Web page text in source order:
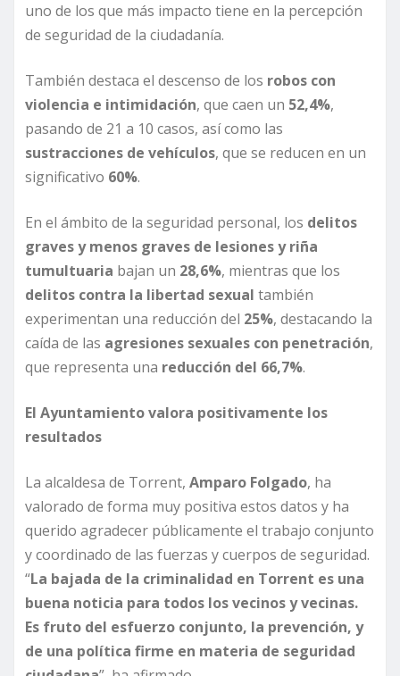
uno de los que más impacto tiene en la percepción
de seguridad de la ciudadanía.
También destaca el descenso de los robos con
violencia e intimidación, que caen un 52,4%,
pasando de 21 a 10 casos, así como las
sustracciones de vehículos, que se reducen en un
significativo 60%.
En el ámbito de la seguridad personal, los delitos
graves y menos graves de lesiones y riña
tumultuaria bajan un 28,6%, mientras que los
delitos contra la libertad sexual también
experimentan una reducción del 25%, destacando la
caída de las agresiones sexuales con penetración,
que representa una reducción del 66,7%.
El Ayuntamiento valora positivamente los
resultados
La alcaldesa de Torrent, Amparo Folgado, ha
valorado de forma muy positiva estos datos y ha
querido agradecer públicamente el trabajo conjunto
y coordinado de las fuerzas y cuerpos de seguridad.
“La bajada de la criminalidad en Torrent es una
buena noticia para todos los vecinos y vecinas.
Es fruto del esfuerzo conjunto, la prevención, y
de una política firme en materia de seguridad